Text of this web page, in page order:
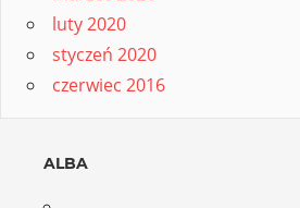
luty 2020
styczeń 2020
czerwiec 2016
ALBA